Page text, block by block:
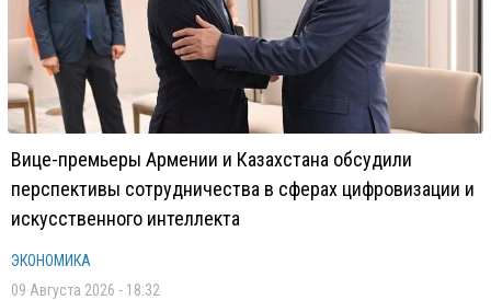
Вице-премьеры Армении и Казахстана обсудили
перспективы сотрудничества в сферах цифровизации и
искусственного интеллекта
ЭКОНОМИКА
09 Августа 2026 - 18:32